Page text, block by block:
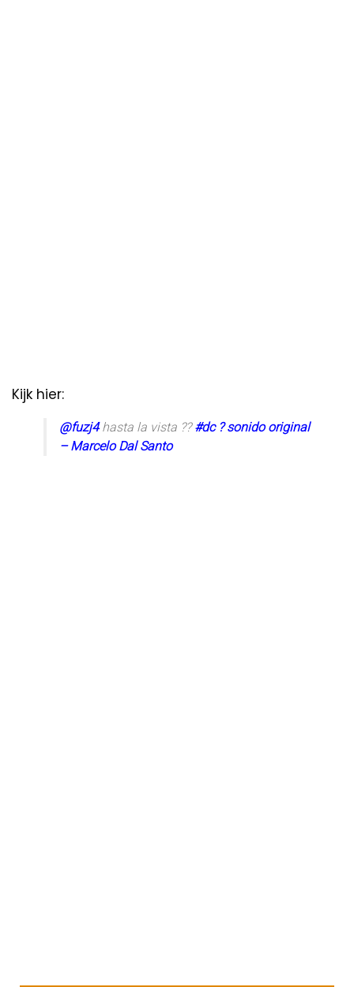
Kijk hier:
@fuzj4hasta la vista ??#dc ? sonido original
– Marcelo Dal Santo